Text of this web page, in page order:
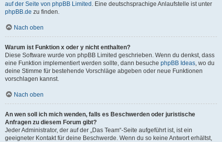
auf der Seite von phpBB Limited . Eine deutschsprachige Anlaufstelle ist unter
phpBB.de zu finden.
Nach oben
Warum ist Funktion x oder y nicht enthalten?
Diese Software wurde von phpBB Limited geschrieben. Wenn du denkst, dass
eine Funktion implementiert werden sollte, dann besuche phpBB Ideas, wo du
deine Stimme für bestehende Vorschläge abgeben oder neue Funktionen
vorschlagen kannst.
Nach oben
An wen soll ich mich wenden, falls es Beschwerden oder juristische
Anfragen zu diesem Forum gibt?
Jeder Administrator, der auf der „Das Team“-Seite aufgeführt ist, ist ein
geeigneter Kontakt für deine Beschwerde. Wenn du so keine Antwort erhältst,